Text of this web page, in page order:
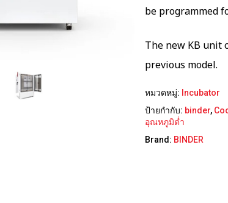
be programmed
The new KB unit
previous model.
หมวดหมู่: Incubator
ป้ายกำกับ: binder,
อุณหภูมิต่ำ
Brand: BINDER